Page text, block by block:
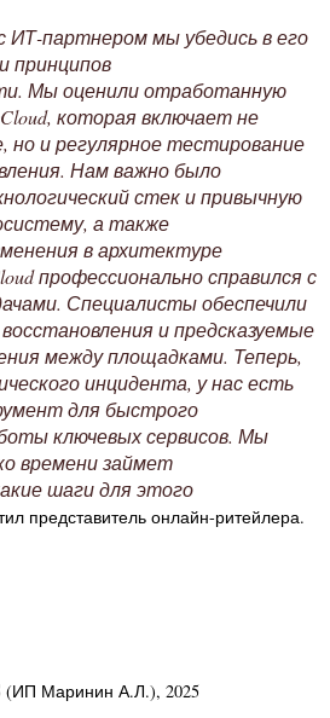
ИТ-партнером мы убедись в его
принципов
Мы оценили отработанную
которая включает не
но и регулярное тестирование
Нам важно было
стек и привычную
а также
в архитектуре
профессионально справился с
Специалисты обеспечили
и предсказуемые
между площадками. Теперь,
инцидента, у нас есть
для быстрого
ключевых сервисов. Мы
времени займет
шаги для этого
представитель онлайн-ритейлера.
(ИП Маринин А.Л.), 2025